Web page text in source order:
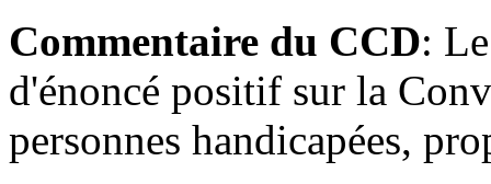
Commentaire du CCD:
d'énoncé positif sur la
personnes handicapées,